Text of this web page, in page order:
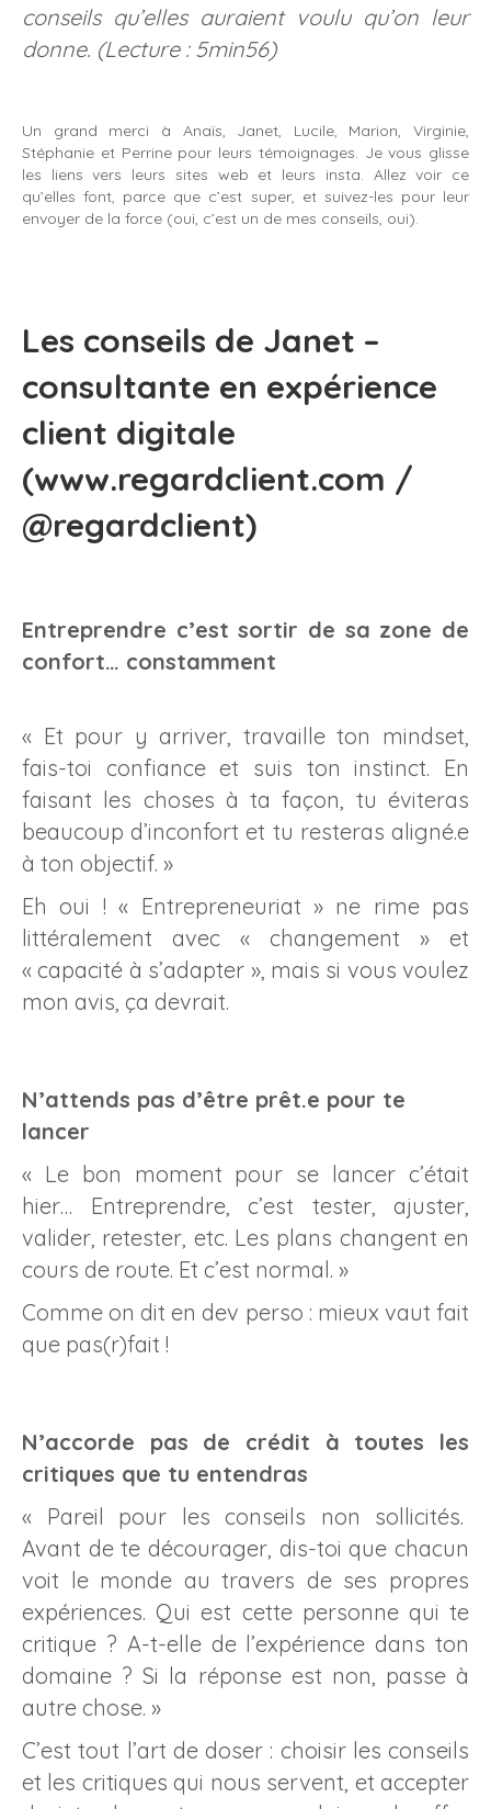
conseils qu’elles auraient voulu qu’on leur
donne. (Lecture : 5min56)
Un grand merci à Anaïs, Janet, Lucile, Marion, Virginie,
Stéphanie et Perrine pour leurs témoignages. Je vous glisse
les liens vers leurs sites web et leurs insta. Allez voir ce
qu’elles font, parce que c’est super, et suivez-les pour leur
envoyer de la force (oui, c’est un de mes conseils, oui).
Les conseils de Janet –
consultante en expérience
client digitale
(www.regardclient.com /
@regardclient)
Entreprendre c’est sortir de sa zone de
confort… constamment
« Et pour y arriver, travaille ton mindset,
fais-toi confiance et suis ton instinct. En
faisant les choses à ta façon, tu éviteras
beaucoup d’inconfort et tu resteras aligné.e
à ton objectif. »
Eh oui ! « Entrepreneuriat » ne rime pas
littéralement avec « changement » et
« capacité à s’adapter », mais si vous voulez
mon avis, ça devrait.
N’attends pas d’être prêt.e pour te
lancer
« Le bon moment pour se lancer c’était
hier… Entreprendre, c’est tester, ajuster,
valider, retester, etc. Les plans changent en
cours de route. Et c’est normal. »
Comme on dit en dev perso : mieux vaut fait
que pas(r)fait !
N’accorde pas de crédit à toutes les
critiques que tu entendras
« Pareil pour les conseils non sollicités.
Avant de te décourager, dis-toi que chacun
voit le monde au travers de ses propres
expériences. Qui est cette personne qui te
critique ? A-t-elle de l’expérience dans ton
domaine ? Si la réponse est non, passe à
autre chose. »
C’est tout l’art de doser : choisir les conseils
et les critiques qui nous servent, et accepter